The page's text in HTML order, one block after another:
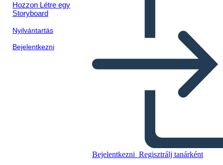
Hozzon Létre egy
Storyboard
Nyilvántartás
Bejelentkezni
Bejelentkezni Regisztrálj tanárként
Másolja ezt a forgatókönyvet